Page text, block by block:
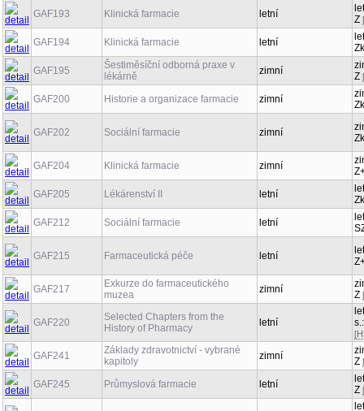
GAF193
Klinická farmacie letní
Z
GAF194 Klinická farmacie letní
GAF195
Šestiměsíční odborná praxe v
lékárně
zimní
Z
GAF200 Historie a organizace farmacie zimní
GAF202 Sociální farmacie zimní
GAF204 Klinická farmacie zimní
GAF205
Lékárenství II letní
GAF212
Sociální farmacie letní
GAF215 Farmaceutická péče letní
GAF217
Exkurze do farmaceutického
muzea
zimní
Z
GAF220
Selected Chapters from the
History of Pharmacy
letní
GAF241
Základy zdravotnictví - vybrané
kapitoly
zimní
Z
GAF245 Průmyslová farmacie letní
Z